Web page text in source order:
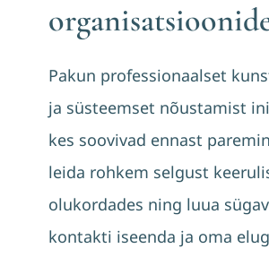
Pakun professionaalset
ja süsteemset nõustamist
kes soovivad ennast
leida rohkem selgust
olukordades ning luua
kontakti iseenda ja oma